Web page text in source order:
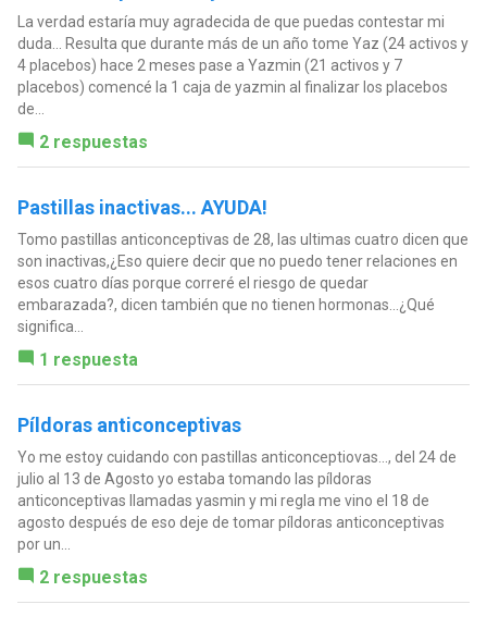
La verdad estaría muy agradecida de que puedas contestar mi
duda... Resulta que durante más de un año tome Yaz (24 activos y
4 placebos) hace 2 meses pase a Yazmin (21 activos y 7
placebos) comencé la 1 caja de yazmin al finalizar los placebos
de...
2 respuestas
Pastillas inactivas... AYUDA!
Tomo pastillas anticonceptivas de 28, las ultimas cuatro dicen que
son inactivas,¿Eso quiere decir que no puedo tener relaciones en
esos cuatro días porque correré el riesgo de quedar
embarazada?, dicen también que no tienen hormonas...¿Qué
significa...
1 respuesta
Píldoras anticonceptivas
Yo me estoy cuidando con pastillas anticonceptiovas..., del 24 de
julio al 13 de Agosto yo estaba tomando las píldoras
anticonceptivas llamadas yasmin y mi regla me vino el 18 de
agosto después de eso deje de tomar píldoras anticonceptivas
por un...
2 respuestas